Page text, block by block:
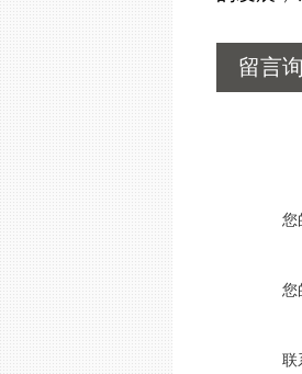
留言
您
您
联